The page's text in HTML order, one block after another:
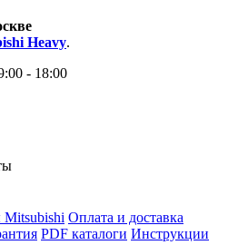
Heavy.
- 18:00
Оплата и доставка
PDF каталоги Инструкции